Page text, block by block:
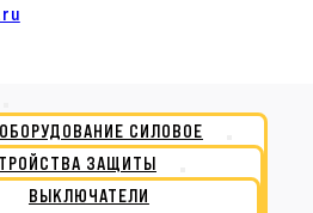
СИЛОВОЕ
ЗАЩИТЫ
ВЫКЛЮЧАТЕЛИ